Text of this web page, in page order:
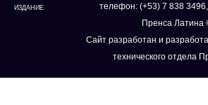
ИЗДАНИЕ
телефон: (+53) 7 838
Пренса Латина
Сайт разработан и
технического отдела